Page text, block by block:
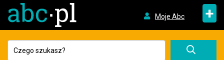
Moje Abc +